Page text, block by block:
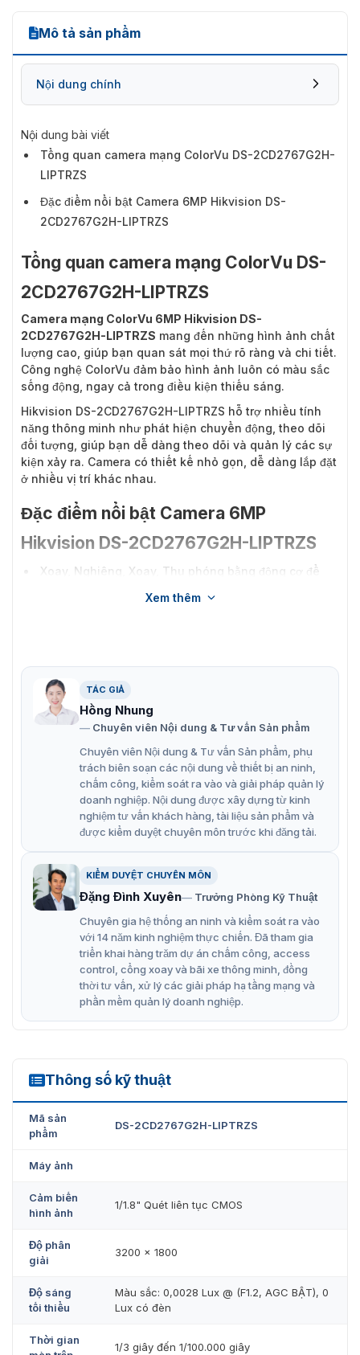
Mô tả sản phẩm
Nội dung chính
Nội dung bài viết
Tổng quan camera mạng ColorVu DS-2CD2767G2H-
LIPTRZS
Đặc điểm nổi bật Camera 6MP Hikvision DS-
2CD2767G2H-LIPTRZS
Tổng quan camera mạng ColorVu DS-
2CD2767G2H-LIPTRZS
Camera mạng ColorVu 6MP Hikvision DS-
2CD2767G2H-LIPTRZS mang đến những hình ảnh chất
lượng cao, giúp bạn quan sát mọi thứ rõ ràng và chi tiết.
Công nghệ ColorVu đảm bảo hình ảnh luôn có màu sắc
sống động, ngay cả trong điều kiện thiếu sáng.
Hikvision DS-2CD2767G2H-LIPTRZS hỗ trợ nhiều tính
năng thông minh như phát hiện chuyển động, theo dõi
đối tượng, giúp bạn dễ dàng theo dõi và quản lý các sự
kiện xảy ra. Camera có thiết kế nhỏ gọn, dễ dàng lắp đặt
ở nhiều vị trí khác nhau.
Đặc điểm nổi bật Camera 6MP
Hikvision DS-2CD2767G2H-LIPTRZS
Xoay, Nghiêng, Xoay, Thu phóng bằng động cơ để
lắp đặt và giám sát dễ dàng.
Chế độ đèn IR & đèn trắng & đèn lai thông minh.
Hình ảnh rõ nét trong điều kiện ánh sáng ngược
mạnh nhờ công nghệ WDR 130 dB.
Phân loại con người và phương tiện dựa trên học
Chống nước và bụi (IP66) và chống phá hoại (IK10).
Giao diện âm thanh và báo động có sẵn.
Xem thêm
TÁC GIẢ
Hồng Nhung
Chuyên viên Nội dung & Tư vấn Sản phẩm
Chuyên viên Nội dung & Tư vấn Sản phẩm, phụ
trách biên soạn các nội dung về thiết bị an ninh,
chấm công, kiểm soát ra vào và giải pháp quản lý
doanh nghiệp. Nội dung được xây dựng từ kinh
nghiệm tư vấn khách hàng, tài liệu sản phẩm và
được kiểm duyệt chuyên môn trước khi đăng tải.
KIỂM DUYỆT CHUYÊN MÔN
Đặng Đình Xuyên
Trưởng Phòng Kỹ Thuật
Chuyên gia hệ thống an ninh và kiểm soát ra vào
với 14 năm kinh nghiệm thực chiến. Đã tham gia
triển khai hàng trăm dự án chấm công, access
control, cổng xoay và bãi xe thông minh, đồng
thời tư vấn, xử lý các giải pháp hạ tầng mạng và
phần mềm quản lý doanh nghiệp.
Thông số kỹ thuật
DS-2CD2767G2H-LIPTRZS
Mã sản
phẩm
DS-2CD2767G2H-LIPTRZS
Máy ảnh
Cảm biến
hình ảnh
1/1.8" Quét liên tục CMOS
Độ phân
giải
3200 × 1800
Độ sáng
tối thiểu
Màu sắc: 0,0028 Lux @ (F1.2, AGC BẬT), 0
Lux có đèn
Thời gian
1/3 giây đến 1/100.000 giây